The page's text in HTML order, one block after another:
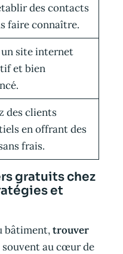
des contacts
faire connaître.
un site internet
et bien
des clients
en offrant des
frais.
gratuits chez
et
bâtiment,trouver
souvent au cœur de